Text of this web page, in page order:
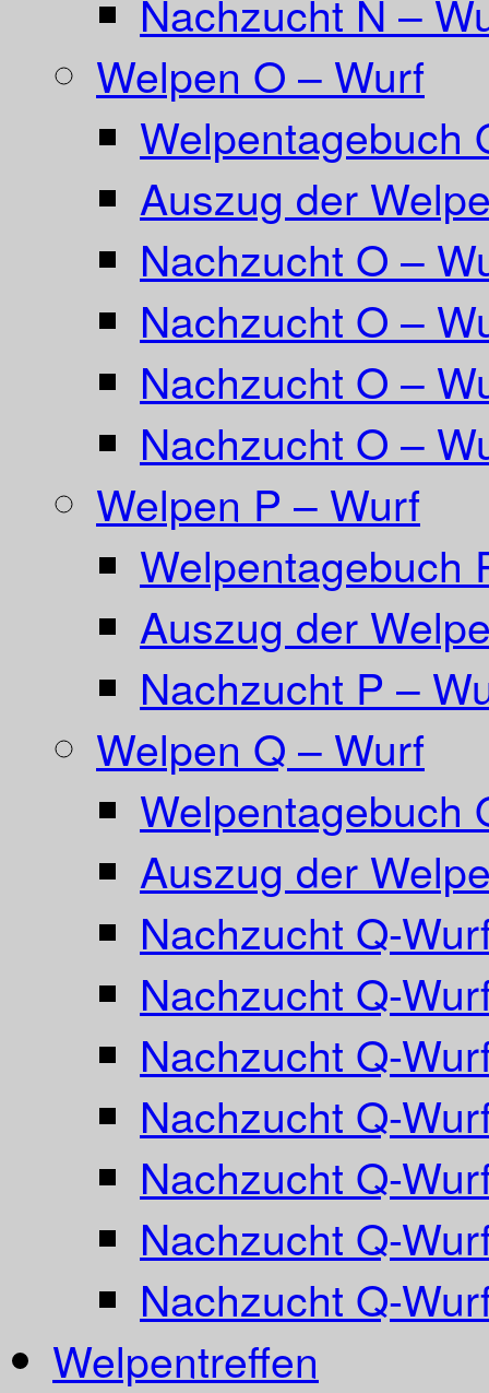
Nachzucht N –
Welpen O – Wurf
Welpentagebuch
Auszug der
Nachzucht O –
Nachzucht O –
Nachzucht O –
Nachzucht O –
Welpen P – Wurf
Welpentagebuch
Auszug der
Nachzucht P –
Welpen Q – Wurf
Welpentagebuch
Auszug der
Nachzucht Q-
Nachzucht Q-
Nachzucht Q-
Nachzucht Q-
Nachzucht Q-
Nachzucht Q-
Nachzucht Q-
Welpentreffen